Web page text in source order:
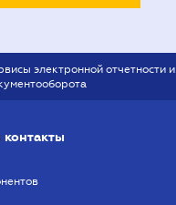
электронной отчетности и